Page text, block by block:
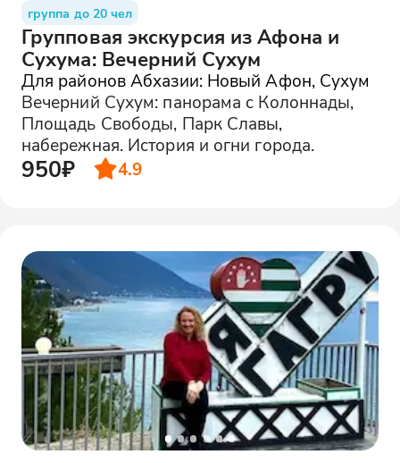
группа до 20 чел
Групповая экскурсия из Афона и
Сухума: Вечерний Сухум
Для районов Абхазии: Новый Афон, Сухум
Вечерний Сухум: панорама с Колоннады,
Площадь Свободы, Парк Славы,
набережная. История и огни города.
950₽ 4.9